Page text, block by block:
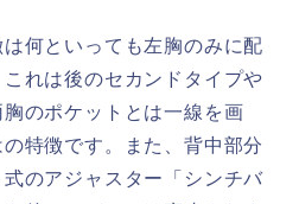
何といっても左胸のみに配
れは後のセカンドタイプや
のポケットとは一線を画
特徴です。また、背中部分
のアジャスター「シンチバ